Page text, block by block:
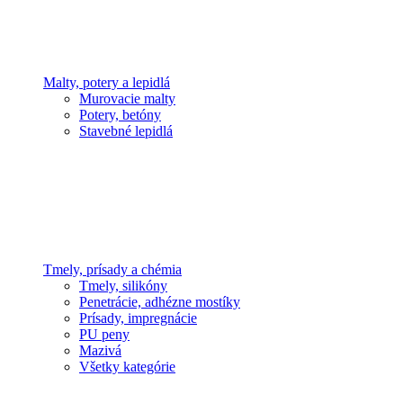
Malty, potery a lepidlá
Murovacie malty
Potery, betóny
Stavebné lepidlá
Tmely, prísady a chémia
Tmely, silikóny
Penetrácie, adhézne mostíky
Prísady, impregnácie
PU peny
Mazivá
Všetky kategórie